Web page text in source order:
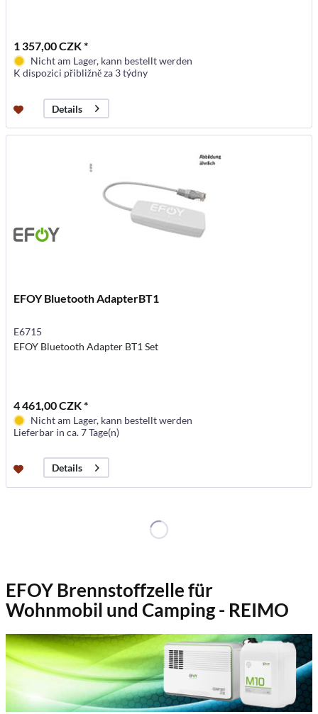
1 357,00 CZK *
Nicht am Lager, kann bestellt werden
K dispozici přibližně za 3 týdny
Details
EFOY Bluetooth AdapterBT1
E6715
EFOY Bluetooth Adapter BT1 Set
4 461,00 CZK *
Nicht am Lager, kann bestellt werden
Lieferbar in ca. 7 Tage(n)
Details
EFOY Brennstoffzelle für
Wohnmobil und Camping - REIMO